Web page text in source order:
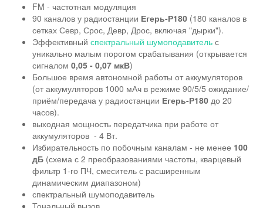
FM - частотная модуляция
90 каналов у радиостанции Егерь-Р180 (180 каналов в
сетках Севр, Срос, Девр, Дрос, включая "дырки").
Эффективный спектральный шумоподавитель с
уникально малым порогом срабатывания (открывается
сигналом 0,05 - 0,07 мкВ)
Большое время автономной работы от аккумуляторов
(от аккумуляторов 1000 мАч в режиме 90/5/5 ожидание/
приём/передача у радиостанции Егерь-Р180 до 20
часов).
выходная мощность передатчика при работе от
аккумуляторов - 4 Вт.
Избирательность по побочным каналам - не менее 100
дБ (схема с 2 преобразованиями частоты, кварцевый
фильтр 1-го ПЧ, смеситель с расширенным
динамическим диапазоном)
спектральный шумоподавитель
Тональный вызов